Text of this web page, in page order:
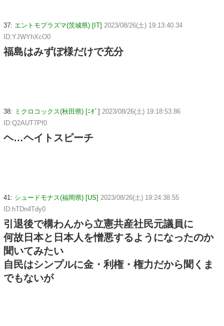
37: エントモプラズマ(茨城県) [IT] 2023/08/26(土) 19:13:40.34
ID:YJWYhXcO0
福島はみずぽ様だけで充分
38: ミクロコックス(秋田県) [ﾆﾀﾞ] 2023/08/26(土) 19:18:53.86
ID:Q2AUT7Pf0
ヘ…ヘイトスピーチ
41: シュードモナス(福岡県) [US] 2023/08/26(土) 19:24:38.55
ID:hTDn4Tdy0
引退後で構わんから立憲共産社民元議員に
何故日本と日本人を憎悪するようになったのか
聞いてみたい
自民はシンプルに金・利権・権力だから聞くま
でもないが